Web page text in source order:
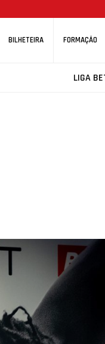
BILHETEIRA FORMAÇÃO
LIGA